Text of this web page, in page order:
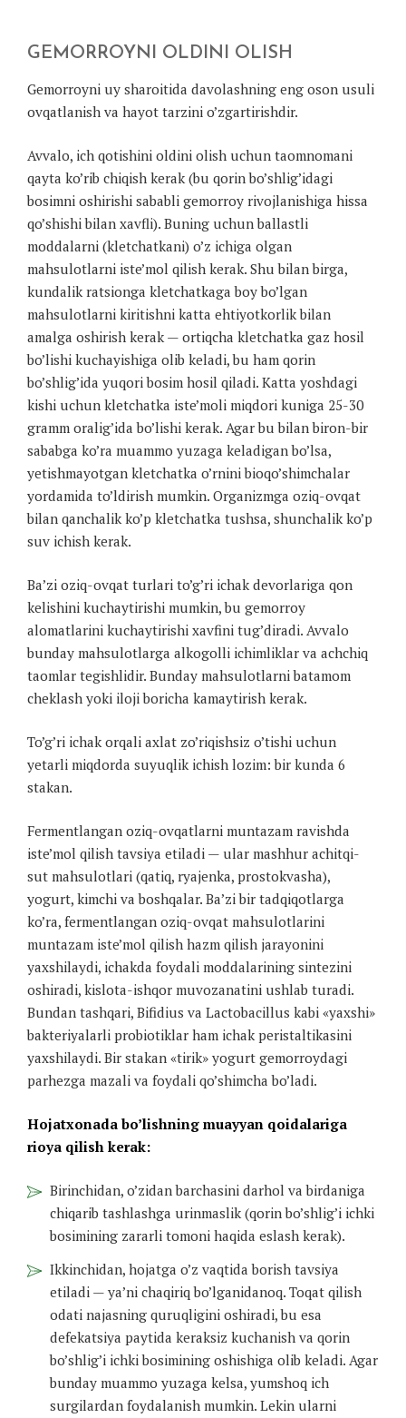
GEMORROYNI OLDINI OLISH
Gemorroyni uy sharoitida davolashning eng oson usuli
ovqatlanish va hayot tarzini o’zgartirishdir.
Avvalo, ich qotishini oldini olish uchun taomnomani
qayta ko’rib chiqish kerak (bu qorin bo’shlig’idagi
bosimni oshirishi sababli gemorroy rivojlanishiga hissa
qo’shishi bilan xavfli). Buning uchun ballastli
moddalarni (kletchatkani) o’z ichiga olgan
mahsulotlarni iste’mol qilish kerak. Shu bilan birga,
kundalik ratsionga kletchatkaga boy bo’lgan
mahsulotlarni kiritishni katta ehtiyotkorlik bilan
amalga oshirish kerak — ortiqcha kletchatka gaz hosil
bo’lishi kuchayishiga olib keladi, bu ham qorin
bo’shlig’ida yuqori bosim hosil qiladi. Katta yoshdagi
kishi uchun kletchatka iste’moli miqdori kuniga 25-30
gramm oralig’ida bo’lishi kerak. Agar bu bilan biron-bir
sababga ko’ra muammo yuzaga keladigan bo’lsa,
yetishmayotgan kletchatka o’rnini bioqo’shimchalar
yordamida to’ldirish mumkin. Organizmga oziq-ovqat
bilan qanchalik ko’p kletchatka tushsa, shunchalik ko’p
suv ichish kerak.
Ba’zi oziq-ovqat turlari to’g’ri ichak devorlariga qon
kelishini kuchaytirishi mumkin, bu gemorroy
alomatlarini kuchaytirishi xavfini tug’diradi. Avvalo
bunday mahsulotlarga alkogolli ichimliklar va achchiq
taomlar tegishlidir. Bunday mahsulotlarni batamom
cheklash yoki iloji boricha kamaytirish kerak.
To’g’ri ichak orqali axlat zo’riqishsiz o’tishi uchun
yetarli miqdorda suyuqlik ichish lozim: bir kunda 6
stakan.
Fermentlangan oziq-ovqatlarni muntazam ravishda
iste’mol qilish tavsiya etiladi — ular mashhur achitqi-
sut mahsulotlari (qatiq, ryajenka, prostokvasha),
yogurt, kimchi va boshqalar. Ba’zi bir tadqiqotlarga
ko’ra, fermentlangan oziq-ovqat mahsulotlarini
muntazam iste’mol qilish hazm qilish jarayonini
yaxshilaydi, ichakda foydali moddalarining sintezini
oshiradi, kislota-ishqor muvozanatini ushlab turadi.
Bundan tashqari, Bifidius va Lactobacillus kabi «yaxshi»
bakteriyalarli probiotiklar ham ichak peristaltikasini
yaxshilaydi. Bir stakan «tirik» yogurt gemorroydagi
parhezga mazali va foydali qo’shimcha bo’ladi.
Hojatxonada bo’lishning muayyan qoidalariga
rioya qilish kerak:
Birinchidan, o’zidan barchasini darhol va birdaniga
chiqarib tashlashga urinmaslik (qorin bo’shlig’i ichki
bosimining zararli tomoni haqida eslash kerak).
Ikkinchidan, hojatga o’z vaqtida borish tavsiya
etiladi — ya’ni chaqiriq bo’lganidanoq. Toqat qilish
odati najasning quruqligini oshiradi, bu esa
defekatsiya paytida keraksiz kuchanish va qorin
bo’shlig’i ichki bosimining oshishiga olib keladi. Agar
bunday muammo yuzaga kelsa, yumshoq ich
surgilardan foydalanish mumkin. Lekin ularni